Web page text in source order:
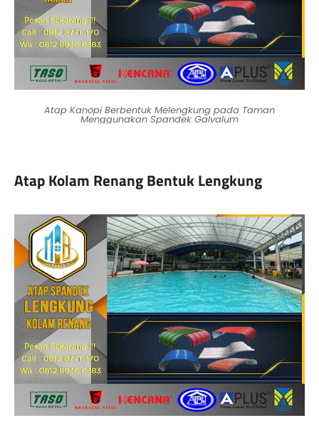
Atap Kanopi Berbentuk Melengkung pada Taman
Menggunakan Spandek Galvalum
Atap Kolam Renang Bentuk Lengkung